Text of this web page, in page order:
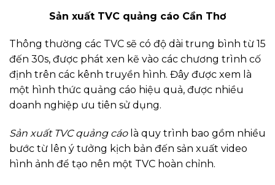
Sản xuất TVC quảng cáo Cần Thơ
Thông thường các TVC sẽ có độ dài trung bình từ 15
đến 30s, được phát xen kẽ vào các chương trình cố
định trên các kênh truyền hình. Đây được xem là
một hình thức quảng cáo hiệu quả, được nhiều
doanh nghiệp ưu tiên sử dụng.
Sản xuất TVC quảng cáolà quy trình bao gồm nhiều
bước từ lên ý tưởng kịch bản đến sản xuất video
hình ảnh để tạo nên một TVC hoàn chỉnh.